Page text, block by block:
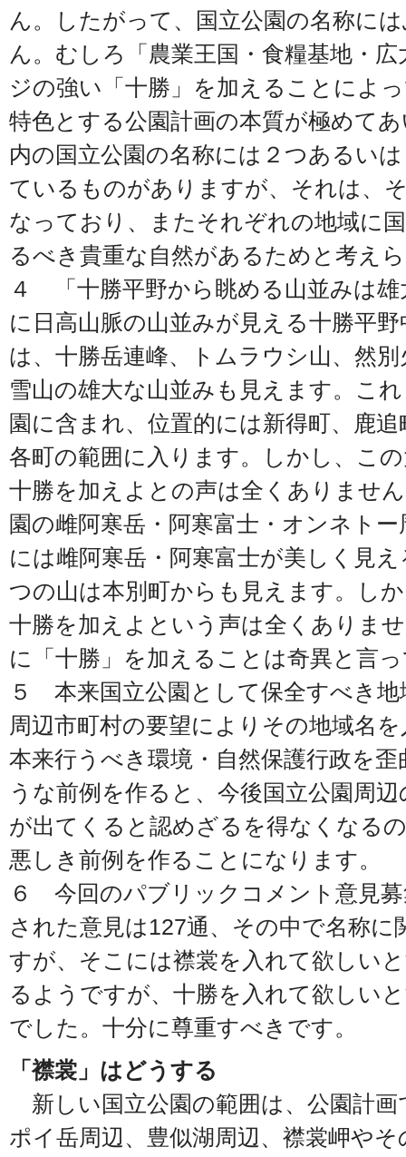
ん。したがって、国立公園の名称に
ん。むしろ「農業王国・食糧基地・
ジの強い「十勝」を加えることによ
特色とする公園計画の本質が極めて
内の国立公園の名称には２つあるい
ているものがありますが、それは、
なっており、またそれぞれの地域に
るべき貴重な自然があるためと考え
４ 「十勝平野から眺める山並みは
に日高山脈の山並みが見える十勝平
は、十勝岳連峰、トムラウシ山、然
雪山の雄大な山並みも見えます。こ
園に含まれ、位置的には新得町、鹿
各町の範囲に入ります。しかし、こ
十勝を加えよとの声は全くありませ
園の雌阿寒岳・阿寒富士・オンネト
には雌阿寒岳・阿寒富士が美しく見
つの山は本別町からも見えます。し
十勝を加えよという声は全くありま
に「十勝」を加えることは奇異と言
５ 本来国立公園として保全すべき地
周辺市町村の要望によりその地域名
本来行うべき環境・自然保護行政を
うな前例を作ると、今後国立公園周
が出てくると認めざるを得なくなる
悪しき前例を作ることになります。
６ 今回のパブリックコメント意見
された意見は127通、その中で名称
すが、そこには襟裳を入れて欲しい
るようですが、十勝を入れて欲しい
でした。十分に尊重すべきです。
「襟裳」はどうする
新しい国立公園の範囲は、公園計画
ポイ岳周辺、豊似湖周辺、襟裳岬や